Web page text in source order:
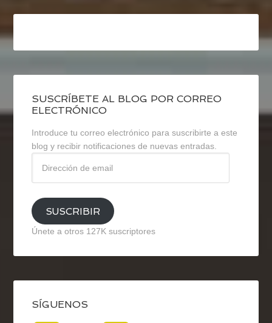
SUSCRÍBETE AL BLOG POR CORREO
ELECTRÓNICO
Introduce tu correo electrónico para suscribirte a este
blog y recibir notificaciones de nuevas entradas.
email
SUSCRIBIR
Únete a otros 127K suscriptores
SÍGUENOS